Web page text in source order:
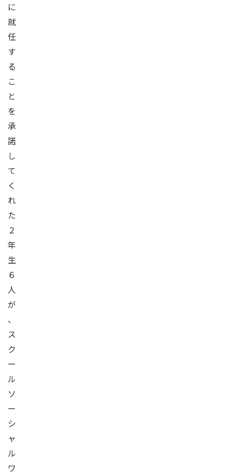
に
就
任
す
る
こ
と
を
承
諾
し
て
く
れ
た
２
年
生
６
人
が
、
ス
ク
ー
ル
ソ
ー
シ
ャ
ル
ワ